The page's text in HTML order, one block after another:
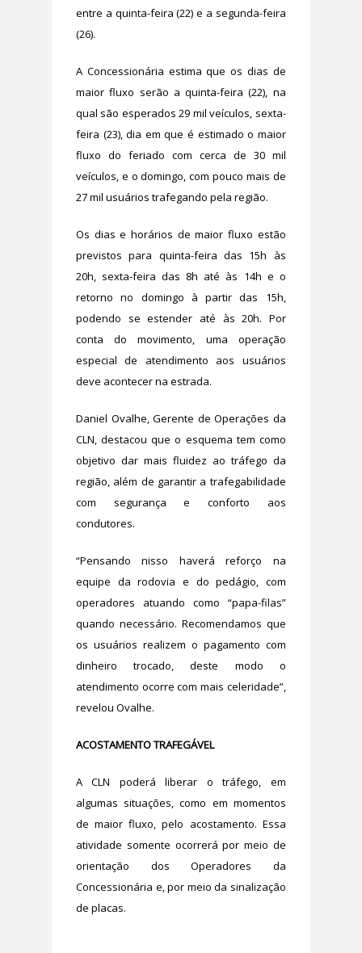
entre a quinta-feira (22) e a segunda-feira
(26).
A Concessionária estima que os dias de
maior fluxo serão a quinta-feira (22), na
qual são esperados 29 mil veículos, sexta-
feira (23), dia em que é estimado o maior
fluxo do feriado com cerca de 30 mil
veículos, e o domingo, com pouco mais de
27 mil usuários trafegando pela região.
Os dias e horários de maior fluxo estão
previstos para quinta-feira das 15h às
20h, sexta-feira das 8h até às 14h e o
retorno no domingo à partir das 15h,
podendo se estender até às 20h. Por
conta do movimento, uma operação
especial de atendimento aos usuários
deve acontecer na estrada.
Daniel Ovalhe, Gerente de Operações da
CLN, destacou que o esquema tem como
objetivo dar mais fluidez ao tráfego da
região, além de garantir a trafegabilidade
com segurança e conforto aos
condutores.
“Pensando nisso haverá reforço na
equipe da rodovia e do pedágio, com
operadores atuando como “papa-filas”
quando necessário. Recomendamos que
os usuários realizem o pagamento com
dinheiro trocado, deste modo o
atendimento ocorre com mais celeridade”,
revelou Ovalhe.
ACOSTAMENTO TRAFEGÁVEL
A CLN poderá liberar o tráfego, em
algumas situações, como em momentos
de maior fluxo, pelo acostamento. Essa
atividade somente ocorrerá por meio de
orientação dos Operadores da
Concessionária e, por meio da sinalização
de placas.